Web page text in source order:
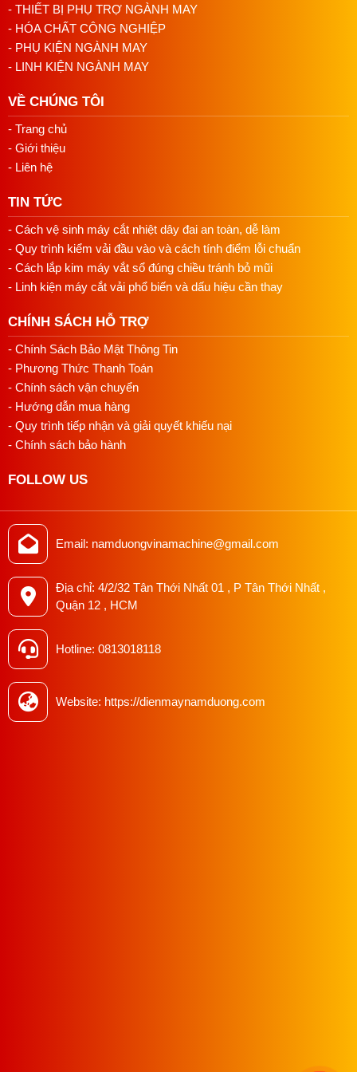
Chuẩn bị: Kiểm tra mô tơ và bộ phận lắp ráp, tắt
nguồn điện của máy may.
Tháo rời mô tơ cũ đã không còn sử dụng
Kiểm tra và kiểm soát: Kiểm tra mô tơ, kiểm tra chức
Hoàn tất và vận hành: Lắp đặt lại các bộ phận bảo vệ
và vận hành máy may.
- THIẾT BỊ PHỤ TRỢ NGÀNH MAY
- HÓA CHẤT CÔNG NGHIỆP
- PHỤ KIỆN NGÀNH MAY
- LINH KIỆN NGÀNH MAY
VỀ CHÚNG TÔI
- Trang chủ
- Giới thiệu
- Liên hệ
TIN TỨC
- Cách vệ sinh máy cắt nhiệt dây đai an toàn, dễ làm
- Quy trình kiểm vải đầu vào và cách tính điểm lỗi chuẩn
- Cách lắp kim máy vắt sổ đúng chiều tránh bỏ mũi
- Linh kiện máy cắt vải phổ biến và dấu hiệu cần thay
CHÍNH SÁCH HỖ TRỢ
- Chính Sách Bảo Mật Thông Tin
- Phương Thức Thanh Toán
- Chính sách vận chuyển
- Hướng dẫn mua hàng
- Quy trình tiếp nhận và giải quyết khiếu nại
- Chính sách bảo hành
FOLLOW US
Email: namduongvinamachine@gmail.com
Địa chỉ: 4/2/32 Tân Thới Nhất 01 , P Tân Thới Nhất ,
Quận 12 , HCM
Hotline: 0813018118
Website: https://dienmaynamduong.com